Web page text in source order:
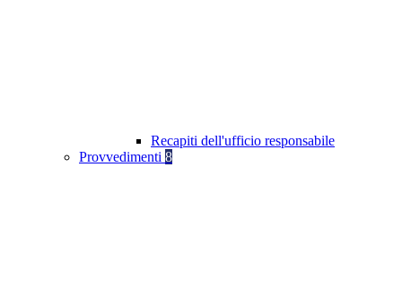
Recapiti dell'ufficio responsabile
Provvedimenti 8